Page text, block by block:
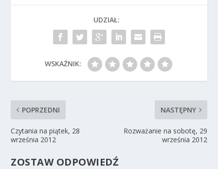
UDZIAŁ:
WSKAŹNIK:
POPRZEDNI
Czytania na piątek, 28
września 2012
NASTĘPNY
Rozważanie na sobotę, 29
września 2012
ZOSTAW ODPOWIEDŹ